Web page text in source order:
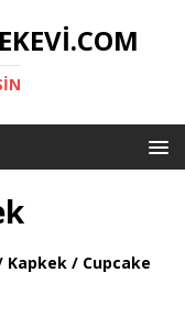
Kapkek / Cupcake